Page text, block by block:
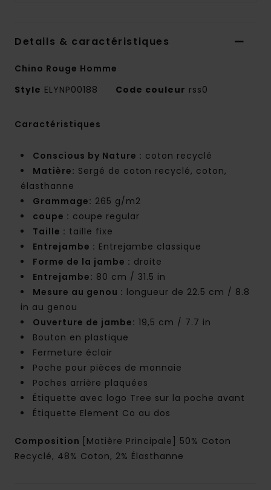
Details & caractéristiques
Chino Rouge Homme
Style ELYNP00188 Code couleur rss0
Caractéristiques
Conscious by Nature : coton recyclé
Matière: Sergé de coton recyclé, coton,
élasthanne
Grammage: 265 g/m2
coupe : coupe regular
Taille : taille fixe
Entrejambe : Entrejambe classique
Forme de la jambe : droite
Entrejambe: 80 cm / 31.5 in
Mesure au genou : longueur de 22.5 cm / 8.8
in au genou
Ouverture de jambe: 19,5 cm / 7.7 in
Bouton en plastique
Fermeture éclair
Poche pour pièces de monnaie
Poches arrière plaquées
Étiquette avec logo Tree sur la poche avant
Étiquette Element Co au dos
Composition
[Matière Principale] 50% Coton
Recyclé, 48% Coton, 2% Élasthanne